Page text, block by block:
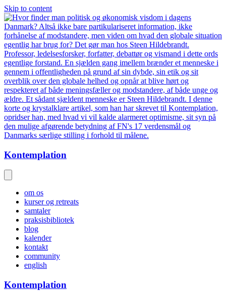
Skip to content
Kontemplation
om os
kurser og retreats
samtaler
praksisbibliotek
blog
kalender
kontakt
community
english
Kontemplation